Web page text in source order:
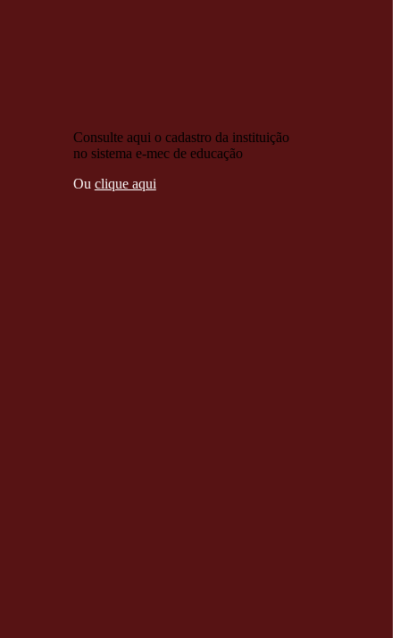
Consulte aqui o cadastro da instituição
no sistema e-mec de educação
Ou clique aqui